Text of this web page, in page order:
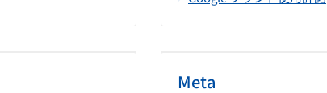
Meta